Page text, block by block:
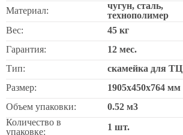
Материал:
чугун, сталь,
технополимер
Вес:
45 кг
Гарантия:
12 мес.
Тип:
скамейка для ТЦ
Размер:
1905х450х764 мм
Объем упаковки:
0.52 м3
Количество в
упаковке:
1 шт.